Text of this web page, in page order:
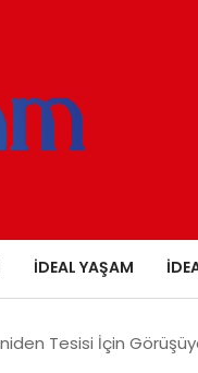
İDEAL YAŞAM
Tesisi İçin